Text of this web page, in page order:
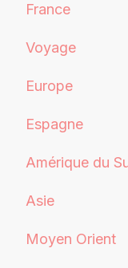
France
Voyage
Europe
Espagne
Amérique du
Asie
Moyen Orient